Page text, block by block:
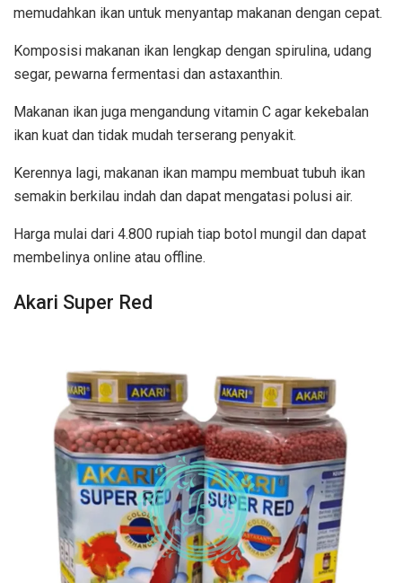
memudahkan ikan untuk menyantap makanan dengan cepat.
Komposisi makanan ikan lengkap dengan spirulina, udang
segar, pewarna fermentasi dan astaxanthin.
Makanan ikan juga mengandung vitamin C agar kekebalan
ikan kuat dan tidak mudah terserang penyakit.
Kerennya lagi, makanan ikan mampu membuat tubuh ikan
semakin berkilau indah dan dapat mengatasi polusi air.
Harga mulai dari 4.800 rupiah tiap botol mungil dan dapat
membelinya online atau offline.
Akari Super Red